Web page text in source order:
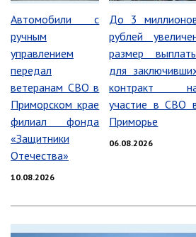
Информация о ходе
перспективного
Информация о ходе
перспективного
год
МУНИЦИПАЛЬНАЯ
Сведения о доходах
Вакансии
Нормативные акты
Автомобили с
ручным
управлением
передал
ветеранам СВО в
Приморском крае
филиал фонда
«Защитники
Отечества»
10.08.2026
До 3
рублей
размер
для
контракт
участие в СВО
Приморье
06.08.2026